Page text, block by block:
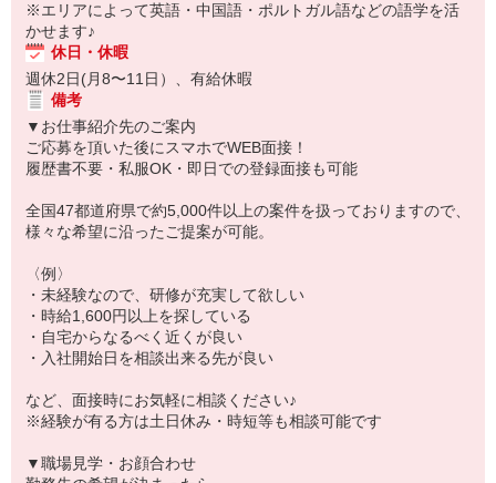
※エリアによって英語・中国語・ポルトガル語などの語学を活
かせます♪
休日・休暇
週休2日(月8〜11日）、有給休暇
備考
▼お仕事紹介先のご案内
ご応募を頂いた後にスマホでWEB面接！
履歴書不要・私服OK・即日での登録面接も可能
全国47都道府県で約5,000件以上の案件を扱っておりますので、
様々な希望に沿ったご提案が可能。
〈例〉
・未経験なので、研修が充実して欲しい
・時給1,600円以上を探している
・自宅からなるべく近くが良い
・入社開始日を相談出来る先が良い
など、面接時にお気軽に相談ください♪
※経験が有る方は土日休み・時短等も相談可能です
▼職場見学・お顔合わせ